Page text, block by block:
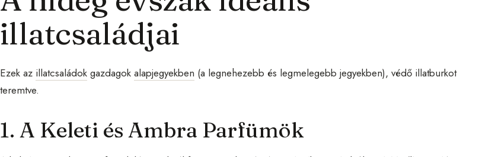
illatcsaládjai
Ezek az illatcsaládok gazdagok alapjegyekben (a legnehezebb és legmelegebb jegyekben), védő illatburkot
teremtve.
1. A Keleti és Ambra Parfümök